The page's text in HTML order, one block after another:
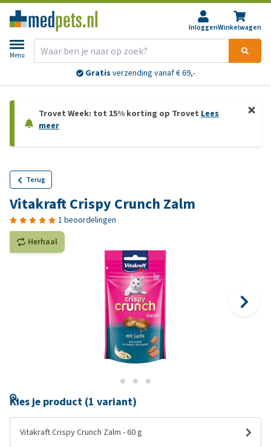
InloggenWinkelwagen
Menu
Gratis verzending vanaf € 69,-
Trovet Week: tot 15% korting op Trovet Lees
meer
Terug
Vitakraft Crispy Crunch Zalm
1 beoordelingen
Herhaal
Kies je product (1 variant)
Vitakraft Crispy Crunch Zalm - 60 g